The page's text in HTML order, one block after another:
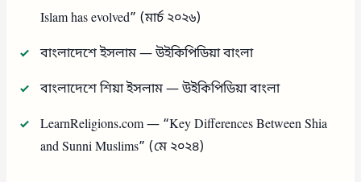
Islam has evolved” (মার্চ ২০২৬)
বাংলাদেশে ইসলাম — উইকিপিডিয়া বাংলা
বাংলাদেশে শিয়া ইসলাম — উইকিপিডিয়া বাংলা
LearnReligions.com — “Key Differences Between Shia
and Sunni Muslims” (মে ২০২৪)